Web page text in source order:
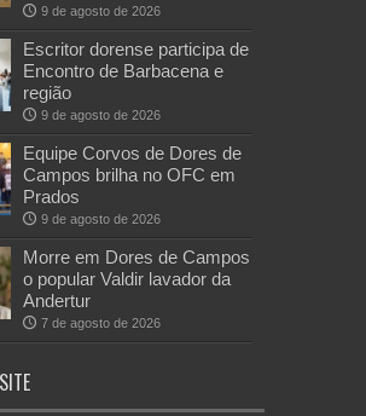
9 de agosto de 2026
Escritor dorense participa de
Encontro de Barbacena e
região
9 de agosto de 2026
Equipe Corvos de Dores de
Campos brilha no OFC em
Prados
9 de agosto de 2026
Morre em Dores de Campos
o popular Valdir lavador da
Andertur
7 de agosto de 2026